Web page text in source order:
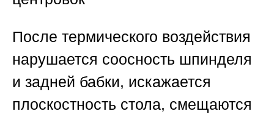
После термического воздействия
нарушается соосность шпинделя
и задней бабки, искажается
плоскостность стола, смещаются